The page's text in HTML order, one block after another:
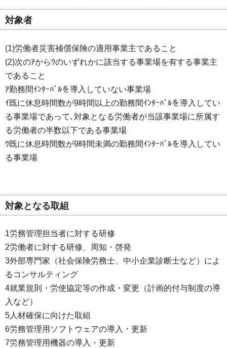
対象者
(1)労働者災害補償保険の適用事業主であること
(2)次のｱからｳのいずれかに該当する事業場を有する事業主
であること
ｱ勤務間ｲﾝﾀｰﾊﾞﾙを導入していない事業場
ｲ既に休息時間数が9時間以上の勤務間ｲﾝﾀｰﾊﾞﾙを導入してい
る事業場であって､対象となる労働者が当該事業場に所属す
る労働者の半数以下である事業場
ｳ既に休息時間数が9時間未満の勤務間ｲﾝﾀｰﾊﾞﾙを導入してい
る事業場
対象となる取組
1労務管理担当者に対する研修
2労働者に対する研修、周知・啓発
3外部専門家（社会保険労務士、中小企業診断士など）によ
るコンサルティング
4就業規則・労使協定等の作成・変更（計画的付与制度の導
入など）
5人材確保に向けた取組
6労務管理用ソフトウェアの導入・更新
7労務管理用機器の導入・更新